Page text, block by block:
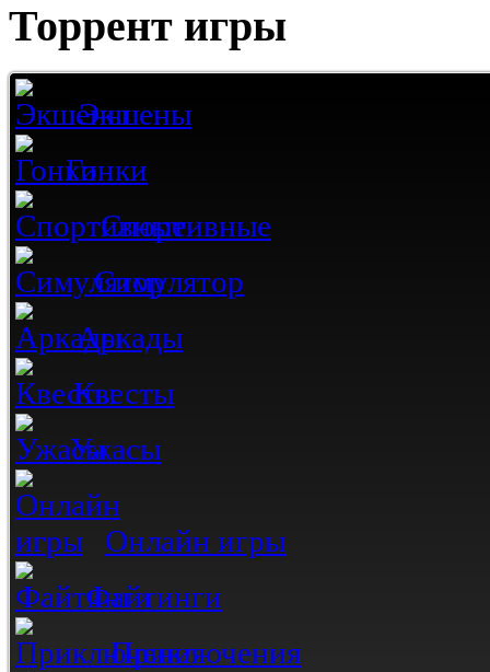
Торрент игры
Экшены
Гонки
Спортивные
Симулятор
Аркады
Квесты
Ужасы
Онлайн игры
Файтинги
Приключения